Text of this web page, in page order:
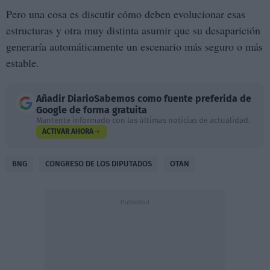
Pero una cosa es discutir cómo deben evolucionar esas
estructuras y otra muy distinta asumir que su desaparición
generaría automáticamente un escenario más seguro o más
estable.
Añadir DiarioSabemos como fuente preferida de
Google de forma gratuita
Mantente informado con las últimas noticias de actualidad.
ACTIVAR AHORA
BNG CONGRESO DE LOS DIPUTADOS OTAN